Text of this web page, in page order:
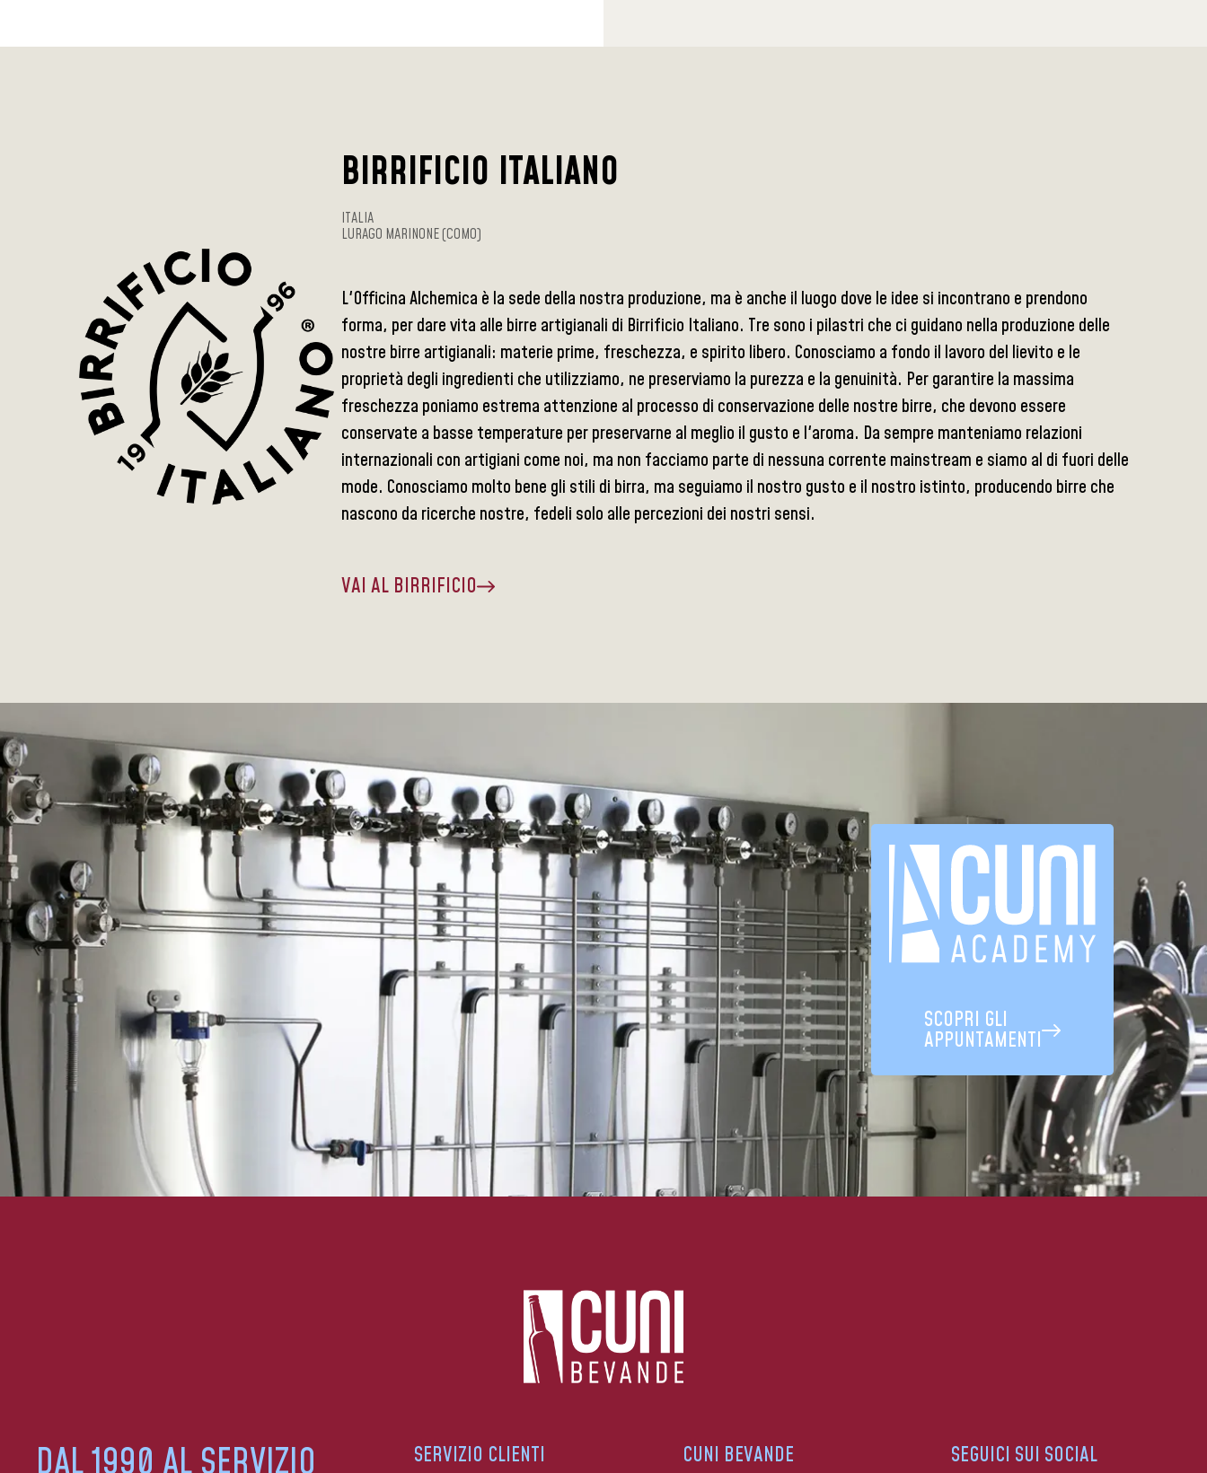
BIRRIFICIO ITALIANO
ITALIA
LURAGO MARINONE (COMO)
L'Officina Alchemica è la sede della nostra produzione, ma è anche il luogo dove le idee si incontrano e prendono
forma, per dare vita alle birre artigianali di Birrificio Italiano. Tre sono i pilastri che ci guidano nella produzione delle
nostre birre artigianali: materie prime, freschezza, e spirito libero. Conosciamo a fondo il lavoro del lievito e le
proprietà degli ingredienti che utilizziamo, ne preserviamo la purezza e la genuinità. Per garantire la massima
freschezza poniamo estrema attenzione al processo di conservazione delle nostre birre, che devono essere
conservate a basse temperature per preservarne al meglio il gusto e l'aroma. Da sempre manteniamo relazioni
internazionali con artigiani come noi, ma non facciamo parte di nessuna corrente mainstream e siamo al di fuori delle
mode. Conosciamo molto bene gli stili di birra, ma seguiamo il nostro gusto e il nostro istinto, producendo birre che
nascono da ricerche nostre, fedeli solo alle percezioni dei nostri sensi.
VAI AL BIRRIFICIO
SCOPRI GLI
APPUNTAMENTI
DAL 1990 AL SERVIZIO SERVIZIO CLIENTI CUNI BEVANDE SEGUICI SUI SOCIAL